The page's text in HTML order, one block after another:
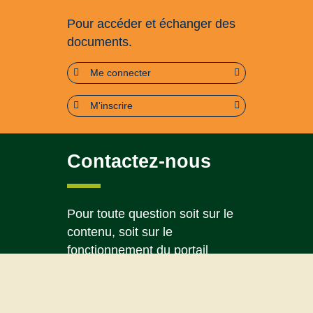
Pour accéder et échanger des
documents.
Me connecter
M'inscrire
Contactez-nous
Pour toute question soit sur le
contenu, soit sur le
fonctionnement du portail